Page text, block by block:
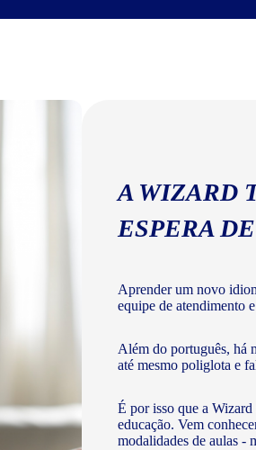
A WIZARD
ESPERA
Aprender um novo
equipe de atendimento
Além do português, há
até mesmo poliglota e
É por isso que a
educação. Vem
modalidades de aulas -